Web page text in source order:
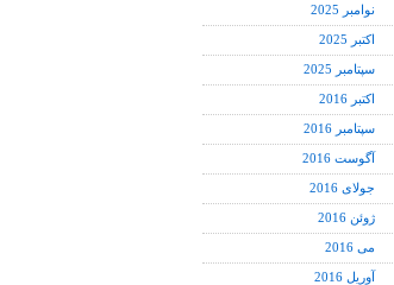
نوامبر 2025
اکتبر 2025
سپتامبر 2025
اکتبر 2016
سپتامبر 2016
آگوست 2016
جولای 2016
ژوئن 2016
می 2016
آوریل 2016